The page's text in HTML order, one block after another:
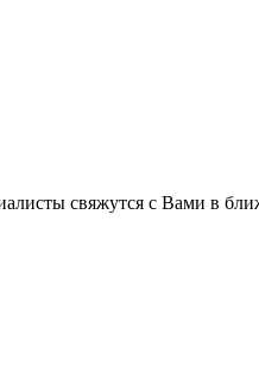
свяжутся с Вами в